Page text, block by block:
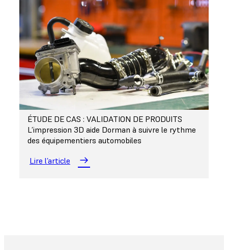
ÉTUDE DE CAS : VALIDATION DE PRODUITS
L’impression 3D aide Dorman à suivre le rythme
des équipementiers automobiles
Lire l’article